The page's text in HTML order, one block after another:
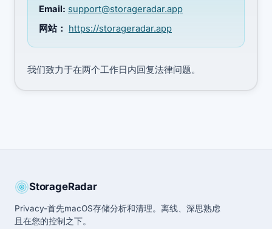
Email: support@storageradar.app
网站：
https://storageradar.app
我们致力于在两个工作日内回复法律问题。
StorageRadar
Privacy-首先macOS存储分析和清理。离线、深思熟虑
且在您的控制之下。